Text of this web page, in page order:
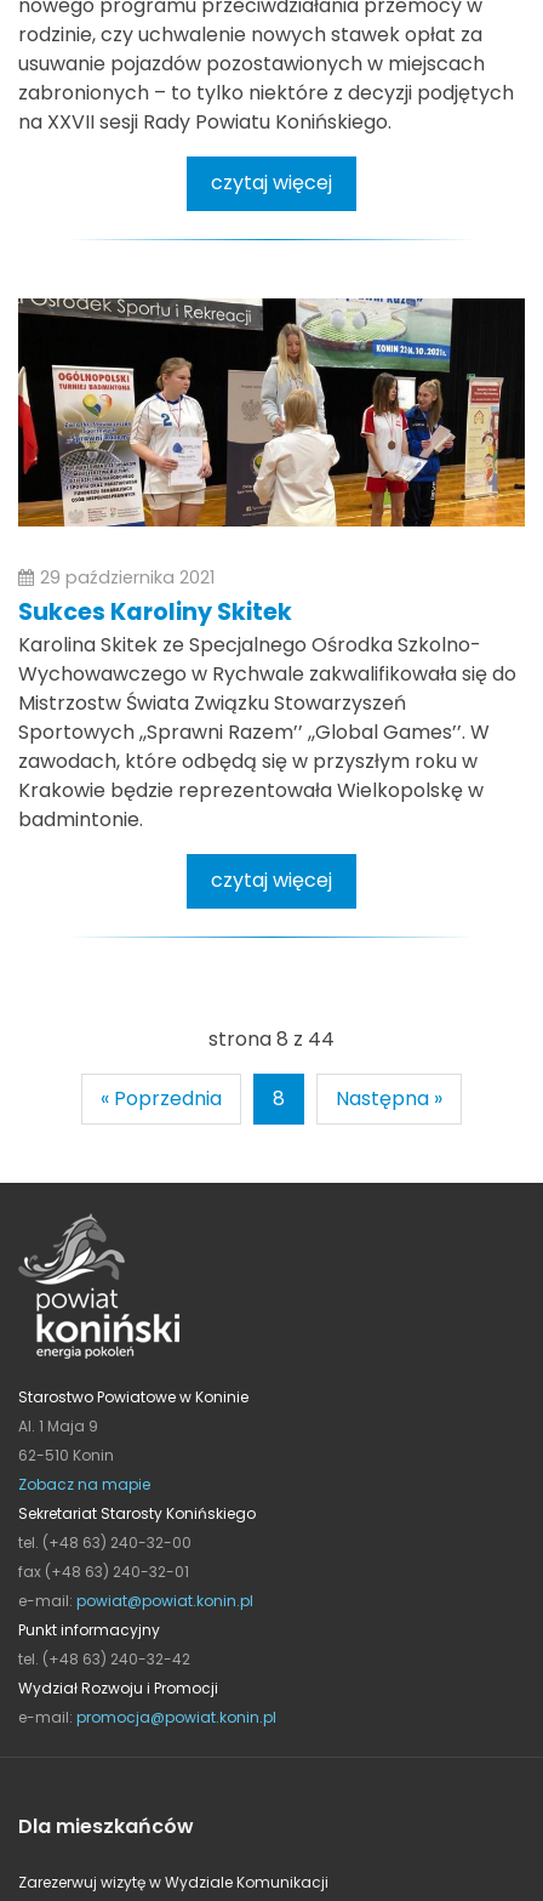
rodzinie, czy uchwalenie nowych stawek opłat za
usuwanie pojazdów pozostawionych w miejscach
zabronionych – to tylko niektóre z decyzji podjętych
na XXVII sesji Rady Powiatu Konińskiego.
czytaj więcej
29 października 2021
Sukces Karoliny Skitek
Karolina Skitek ze Specjalnego Ośrodka Szkolno-
Wychowawczego w Rychwale zakwalifikowała się do
Mistrzostw Świata Związku Stowarzyszeń
Sportowych ,,Sprawni Razem’’ ,,Global Games’’. W
zawodach, które odbędą się w przyszłym roku w
Krakowie będzie reprezentowała Wielkopolskę w
badmintonie.
czytaj więcej
strona 8 z 44
« Poprzednia 8 Następna »
Starostwo Powiatowe w Koninie
Al. 1 Maja 9
62-510 Konin
Zobacz na mapie
Sekretariat Starosty Konińskiego
tel. (+48 63) 240-32-00
fax (+48 63) 240-32-01
e-mail: powiat@powiat.konin.pl
Punkt informacyjny
tel. (+48 63) 240-32-42
Wydział Rozwoju i Promocji
e-mail: promocja@powiat.konin.pl
Dla mieszkańców
Zarezerwuj wizytę w Wydziale Komunikacji